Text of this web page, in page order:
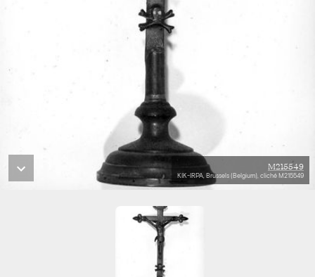
M215549
KIK-IRPA, Brussels (Belgium), cliché M215549